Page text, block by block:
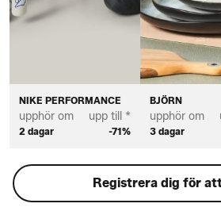
NIKE PERFORMANCE
upphör om
2 dagar
upp till *
-71%
BJÖRN
upphör om
3 dagar
Registrera dig för